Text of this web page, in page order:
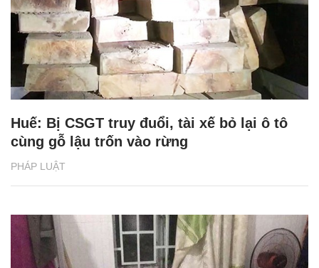
PHÁP LUẬT
Huế: Bị CSGT truy đuổi, tài xế bỏ lại ô tô
cùng gỗ lậu trốn vào rừng